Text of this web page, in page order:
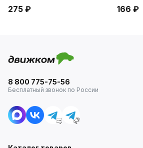
275 ₽ 166 ₽
8 800 775-75-56
Бесплатный звонок по России